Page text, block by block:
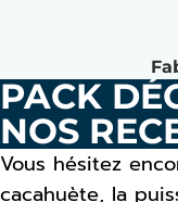
PACK
NOS
Vous hésitez
cacahuète, la